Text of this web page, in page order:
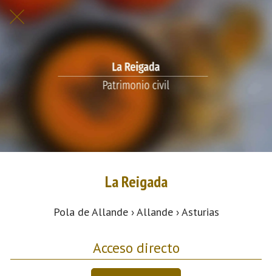
La Reigada
Pola de Allande › Allande › Asturias
Acceso directo